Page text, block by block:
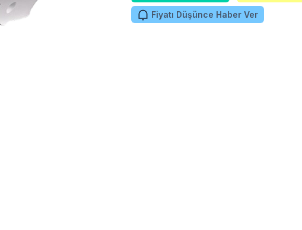
Fiyatı Düşünce Haber Ver